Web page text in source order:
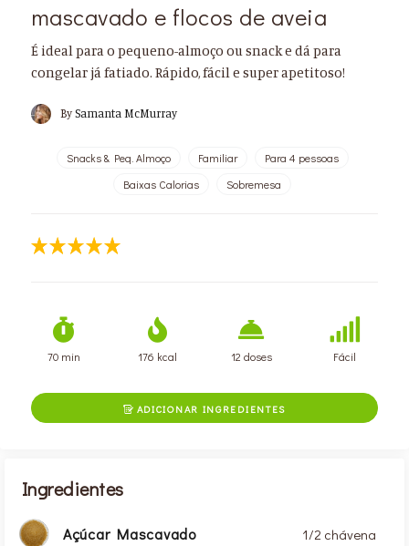
mascavado e flocos de aveia
É ideal para o pequeno-almoço ou snack e dá para
congelar já fatiado. Rápido, fácil e super apetitoso!
By Samanta McMurray
Snacks & Peq. Almoço Familiar
Para 4 pessoas
Baixas Calorias
Sobremesa
70 min 176 kcal 12 doses Fácil
ADICIONAR INGREDIENTES
Ingredientes
Açúcar Mascavado 1/2 chávena